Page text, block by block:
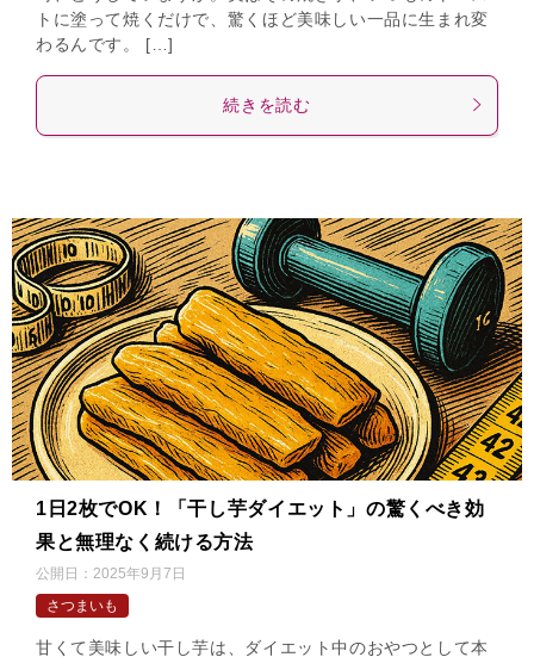
トに塗って焼くだけで、驚くほど美味しい一品に生まれ変
わるんです。 […]
続きを読む
1日2枚でOK！「干し芋ダイエット」の驚くべき効
果と無理なく続ける方法
公開日： 2025年9月7日
さつまいも
甘くて美味しい干し芋は、ダイエット中のおやつとして本